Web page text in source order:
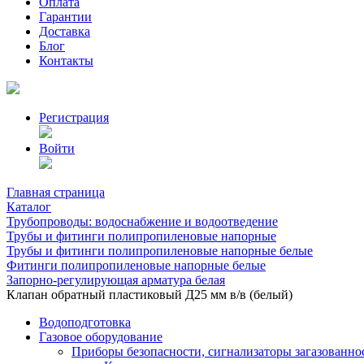
Гарантии
Доставка
Блог
Контакты
Регистрация
Войти
Главная страница
Каталог
Трубопроводы: водоснабжение и водоотведение
Трубы и фитинги полипропиленовые напорные
Трубы и фитинги полипропиленовые напорные белые
Фитинги полипропиленовые напорные белые
Запорно-регулирующая арматура белая
Клапан обратный пластиковый Д25 мм в/в (белый)
Водоподготовка
Газовое оборудование
Приборы безопасности, сигнализаторы